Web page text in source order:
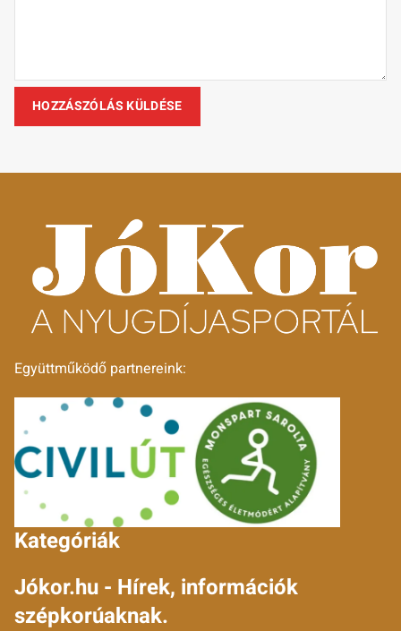
Együttműködő partnereink:
Kategóriák
Jókor.hu - Hírek, információk
szépkorúaknak.